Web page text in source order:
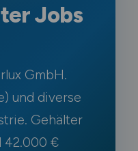
Jobs
GmbH.
und diverse
Gehälter
42.000 €